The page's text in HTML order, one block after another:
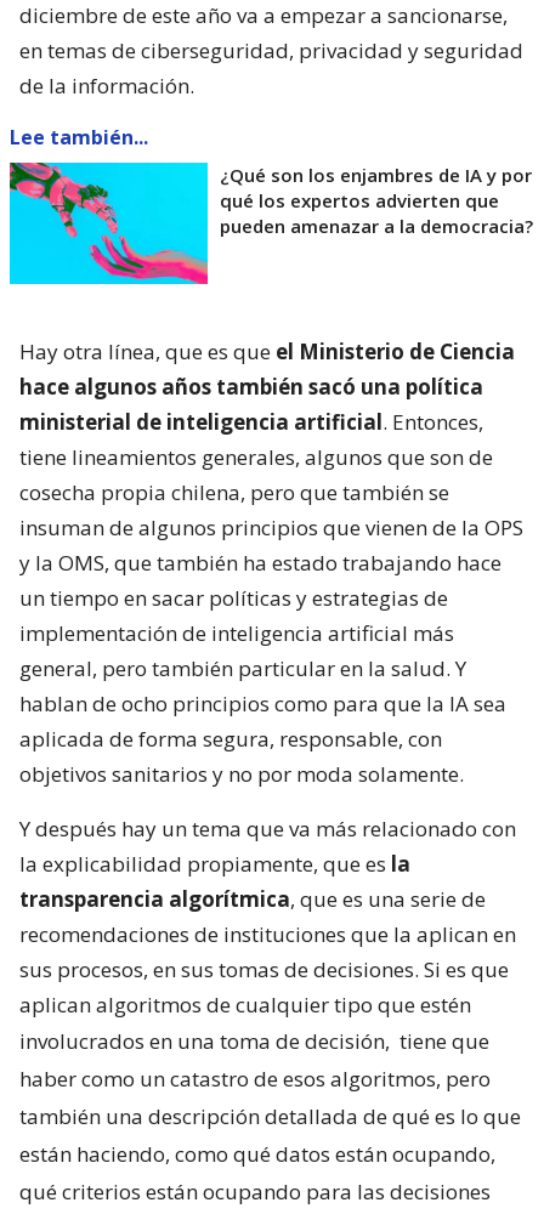
diciembre de este año va a empezar a sancionarse,
en temas de ciberseguridad, privacidad y seguridad
de la información.
Lee también...
¿Qué son los enjambres de IA y por
qué los expertos advierten que
pueden amenazar a la democracia?
Hay otra línea, que es que el Ministerio de Ciencia
hace algunos años también sacó una política
ministerial de inteligencia artificial. Entonces,
tiene lineamientos generales, algunos que son de
cosecha propia chilena, pero que también se
insuman de algunos principios que vienen de la OPS
y la OMS, que también ha estado trabajando hace
un tiempo en sacar políticas y estrategias de
implementación de inteligencia artificial más
general, pero también particular en la salud. Y
hablan de ocho principios como para que la IA sea
aplicada de forma segura, responsable, con
objetivos sanitarios y no por moda solamente.
Y después hay un tema que va más relacionado con
la explicabilidad propiamente, que es la
transparencia algorítmica, que es una serie de
recomendaciones de instituciones que la aplican en
sus procesos, en sus tomas de decisiones. Si es que
aplican algoritmos de cualquier tipo que estén
involucrados en una toma de decisión, tiene que
haber como un catastro de esos algoritmos, pero
también una descripción detallada de qué es lo que
están haciendo, como qué datos están ocupando,
qué criterios están ocupando para las decisiones